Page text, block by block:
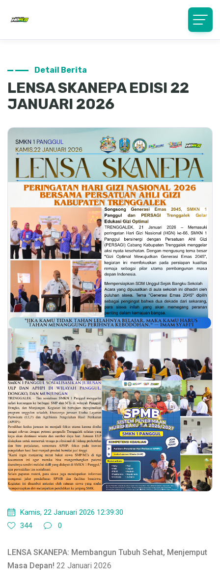
Detail Berita
LENSA SKANEPA EDISI 22
JANUARI 2026
Kamis, 22 Januari 2026 12:39:30
344
0
LENSA SKANEPA: Membangun Tubuh Sehat, Menjemput
Masa Depan! 22 Januari 2026